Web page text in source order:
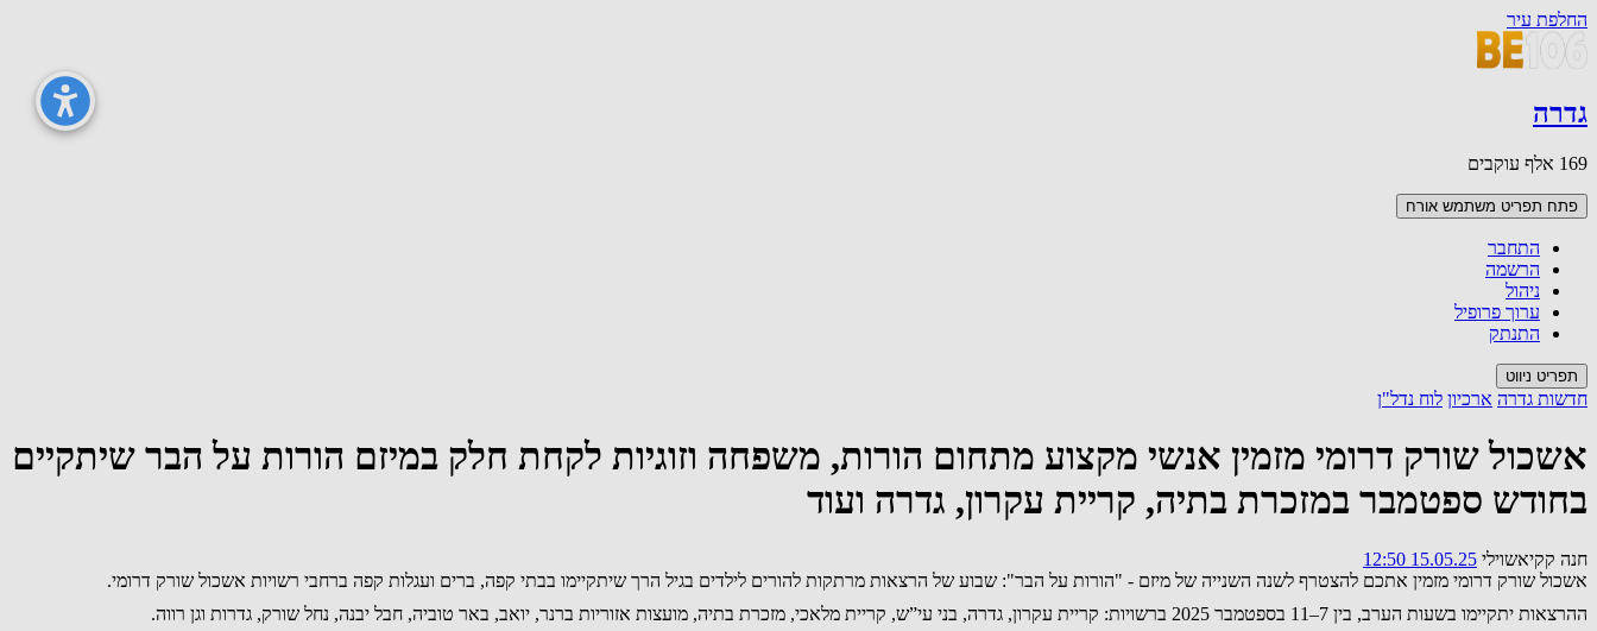
החלפת עיר
גדרה
169 אלף עוקבים
פתח תפריט משתמש אורח
התחבר
הרשמה
ניהול
ערוך פרופיל
התנתק
תפריט ניווט
חדשות גדרה ארכיון לוח נדל"ן
אשכול שורק דרומי מזמין אנשי מקצוע מתחום הורות, משפחה וזוגיות לקחת חלק במיזם הורות על הבר שיתקיים
בחודש ספטמבר במזכרת בתיה, קריית עקרון, גדרה ועוד
חנה קקיאשוילי 15.05.25 12:50
אשכול שורק דרומי מזמין אתכם להצטרף לשנה השנייה של מיזם - "הורות על הבר": שבוע של הרצאות מרתקות להורים לילדים בגיל הרך שיתקיימו בבתי קפה, ברים ועגלות קפה ברחבי רשויות אשכול שורק דרומי.
ההרצאות יתקיימו בשעות הערב, בין 7–11 בספטמבר 2025 ברשויות: קריית עקרון, גדרה, בני עי”ש, קריית מלאכי, מזכרת בתיה, מועצות אזוריות ברנר, יואב, באר טוביה, חבל יבנה, נחל שורק, גדרות וגן רווה.